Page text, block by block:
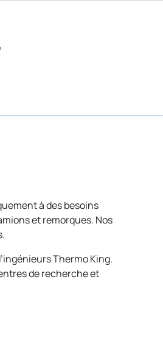
à des besoins
et remorques. Nos
Thermo King.
de recherche et